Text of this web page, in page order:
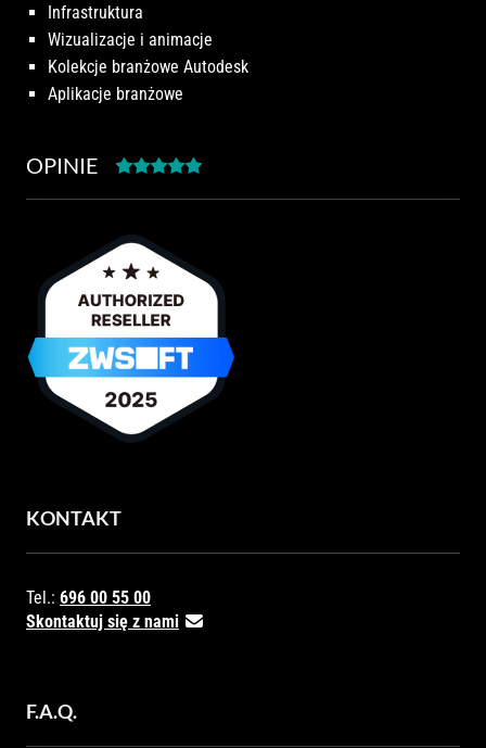
Infrastruktura
Wizualizacje i animacje
Kolekcje branżowe Autodesk
Aplikacje branżowe
OPINIE
KONTAKT
Tel.: 696 00 55 00
Skontaktuj się z nami
F.A.Q.